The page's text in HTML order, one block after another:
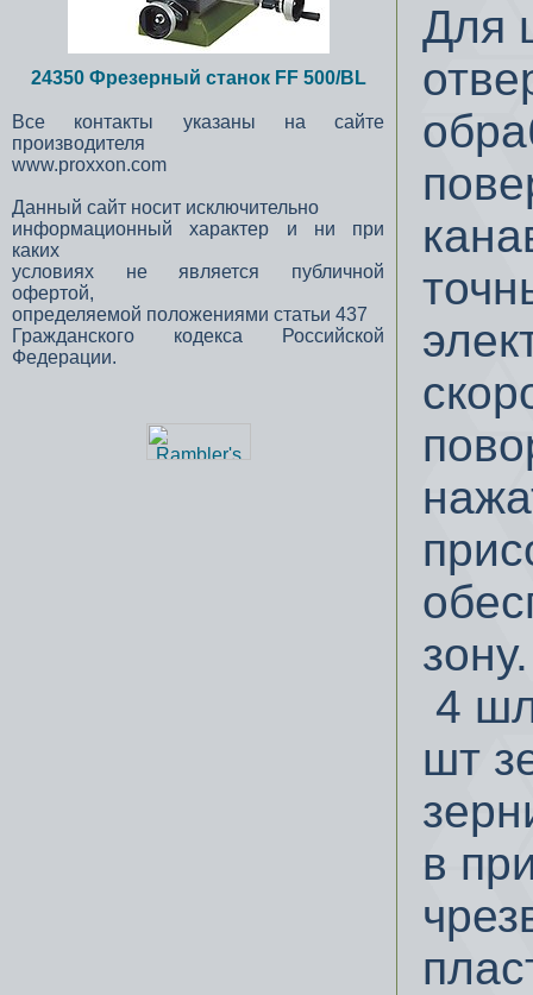
24350 Фрезерный станок FF 500/BL
Все контакты указаны на сайте
производителя
www.proxxon.com
Данный сайт носит исключительно
информационный характер и ни при
каких
условиях не является публичной
офертой,
определяемой положениями статьи 437
Гражданского кодекса Российской
Федерации.
Для
зону.
4
шт
в